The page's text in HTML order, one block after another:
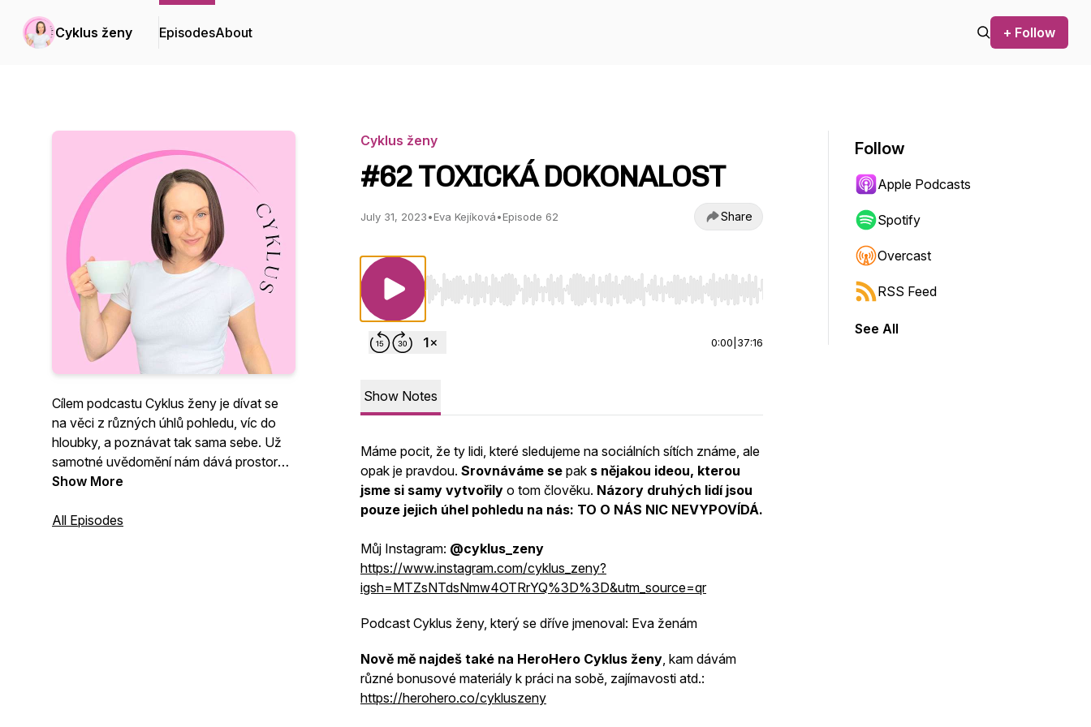
Cyklus ženy EpisodesAbout + Follow
Cílem podcastu Cyklus ženy je dívat se
na věci z různých úhlů pohledu, víc do
hloubky, a poznávat tak sama sebe. Už
samotné uvědomění nám dává prostor
pro změnu. Jsem terapeutka kvantové
o všem. Najdeš zde inspiraci a zajímavá
Show More
All Episodes
Cyklus ženy
#62 TOXICKÁ DOKONALOST
July 31, 2023•Eva Kejíková•Episode 62 Share
Use Left/Right to seek, Home/End to jump to start or end. Hold shift to jump forward or backward.
0:00 37:16
Show Notes
Máme pocit, že ty lidi, které sledujeme na sociálních sítích známe, ale
opak je pravdou. Srovnáváme se pak s nějakou ideou, kterou
jsme si samy vytvořily o tom člověku. Názory druhých lidí jsou
pouze jejich úhel pohledu na nás: TO O NÁS NIC NEVYPOVÍDÁ.
Můj Instagram: @cyklus_zeny
https://www.instagram.com/cyklus_zeny?
igsh=MTZsNTdsNmw4OTRrYQ%3D%3D&utm_source=qr
Podcast Cyklus ženy, který se dříve jmenoval: Eva ženám
Nově mě najdeš také na HeroHero Cyklus ženy, kam dávám
různé bonusové materiály k práci na sobě, zajímavosti atd.:
https://herohero.co/cykluszeny
Follow
Apple Podcasts
Spotify
Overcast
RSS Feed
See All